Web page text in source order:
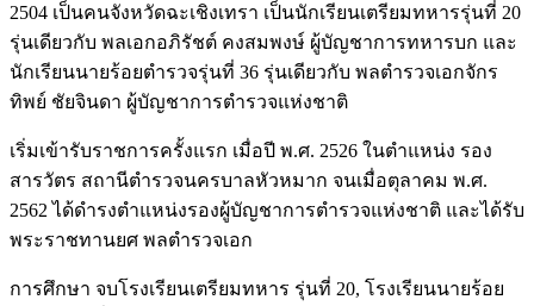
2504 เป็นคนจังหวัดฉะเชิงเทรา เป็นนักเรียนเตรียมทหารรุ่นที่ 20
รุ่นเดียวกับ พลเอกอภิรัชต์ คงสมพงษ์ ผู้บัญชาการทหารบก และ
นักเรียนนายร้อยตำรวจรุ่นที่ 36 รุ่นเดียวกับ พลตำรวจเอกจักร
ทิพย์ ชัยจินดา ผู้บัญชาการตำรวจแห่งชาติ
เริ่มเข้ารับราชการครั้งแรก เมื่อปี พ.ศ. 2526 ในตำแหน่ง รอง
สารวัตร สถานีตำรวจนครบาลหัวหมาก จนเมื่อตุลาคม พ.ศ.
2562 ได้ดำรงตำแหน่งรองผู้บัญชาการตำรวจแห่งชาติ และได้รับ
พระราชทานยศ พลตำรวจเอก
การศึกษา จบโรงเรียนเตรียมทหาร รุ่นที่ 20, โรงเรียนนายร้อย